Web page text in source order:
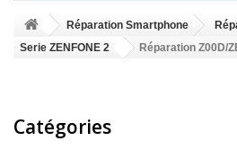
Réparation Smartphone
Serie ZENFONE 2
Réparation Z00D/
Catégories